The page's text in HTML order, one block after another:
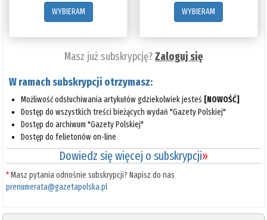
WYBIERAM
WYBIERAM
Masz już subskrypcję?Zaloguj się
W ramach subskrypcji otrzymasz:
Możliwość odsłuchiwania artykułów gdziekolwiek jesteś [NOWOŚĆ]
Dostęp do wszystkich treści bieżących wydań "Gazety Polskiej"
Dostęp do archiwum "Gazety Polskiej"
Dostęp do felietonów on-line
Dowiedz się więcej o subskrypcji»
*Masz pytania odnośnie subskrypcji? Napisz do nas
prenumerata@gazetapolska.pl